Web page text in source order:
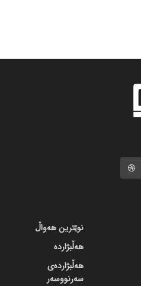
نوێترین هەواڵ
هەڵبژاردە
هەڵبژاردەی
سەرنووسەر